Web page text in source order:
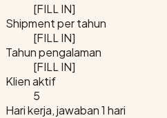
[FILL IN]
Shipment per tahun
[FILL IN]
Tahun pengalaman
[FILL IN]
Klien aktif
5
Hari kerja, jawaban 1 hari